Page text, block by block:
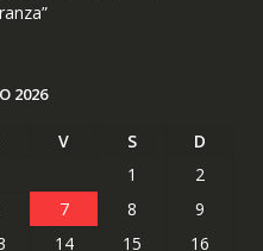
2026
V S
D
1
2
7 8
9
14 15
16